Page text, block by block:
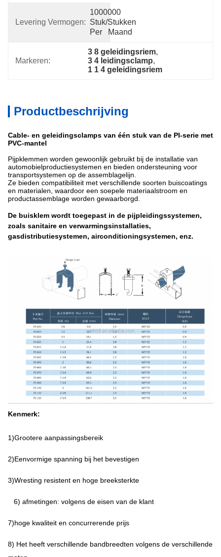
Levering Vermogen:
1000000
Stuk/Stukken
Per   Maand
Markeren:
3 8 geleidingsriem,
3 4 leidingsclamp,
1 1 4 geleidingsriem
Productbeschrijving
Cable- en geleidingsclamps van één stuk van de PI-serie met
PVC-mantel
Pijpklemmen worden gewoonlijk gebruikt bij de installatie van
automobielproductiesystemen en bieden ondersteuning voor
transportsystemen op de assemblagelijn.
Ze bieden compatibiliteit met verschillende soorten buiscoatings
en materialen, waardoor een soepele materiaalstroom en
productassemblage worden gewaarborgd.
De buisklem wordt toegepast in de pijpleidingssystemen,
zoals sanitaire en verwarmingsinstallaties,
gasdistributiesystemen, airconditioningsystemen, enz.
Kenmerk:
1)Grootere aanpassingsbereik
2)Eenvormige spanning bij het bevestigen
3)Wresting resistent en hoge breeksterkte
6) afmetingen: volgens de eisen van de klant
7)hoge kwaliteit en concurrerende prijs
8) Het heeft verschillende bandbreedten volgens de verschillende